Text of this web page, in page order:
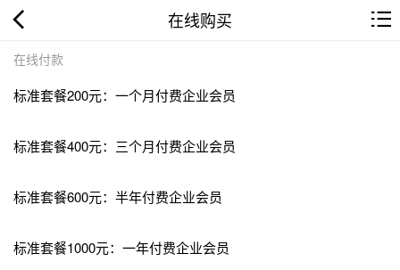
在线购买
在线付款
标准套餐200元：一个月付费企业会员
标准套餐400元：三个月付费企业会员
标准套餐600元：半年付费企业会员
标准套餐1000元：一年付费企业会员